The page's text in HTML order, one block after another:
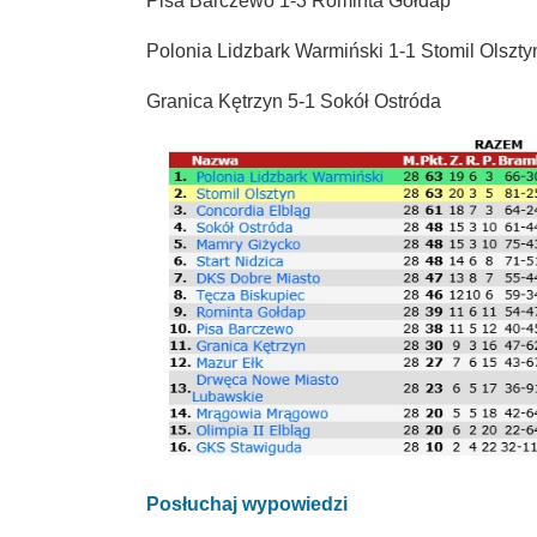
Polonia Lidzbark Warmiński 1-1 Stomil
Granica Kętrzyn 5-1 Sokół Ostróda
Posłuchaj wypowiedzi